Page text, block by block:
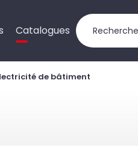
Catalogues
de bâtiment